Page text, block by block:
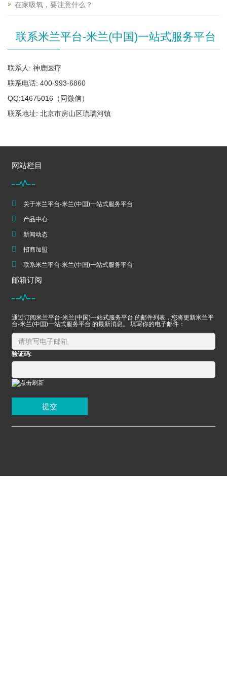
在家吸氧，要注意什么？
联系米兰平台-米兰(中国)一站式服务平台
联系人: 神鹿医疗
联系电话: 400-993-6860
QQ:14675016（同微信）
联系地址: 北京市房山区琉璃河镇
网站栏目
关于米兰平台-米兰(中国)一站式服务平台
产品中心
新闻动态
招商加盟
联系米兰平台-米兰(中国)一站式服务平台
邮箱订阅
通过订阅米兰平台-米兰(中国)一站式服务平台 的邮件列表，您将更新米兰平
台-米兰(中国)一站式服务平台 的最新消息。 填写你的电子邮件：
验证码:
提交